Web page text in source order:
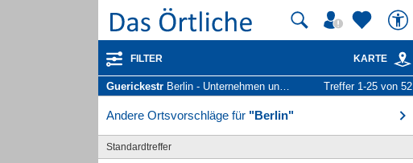
FILTER KARTE
Guerickestr Berlin - Unternehmen und Personen Treffer 1-25 von 52
Andere Ortsvorschläge für "Berlin"
Standardtreffer